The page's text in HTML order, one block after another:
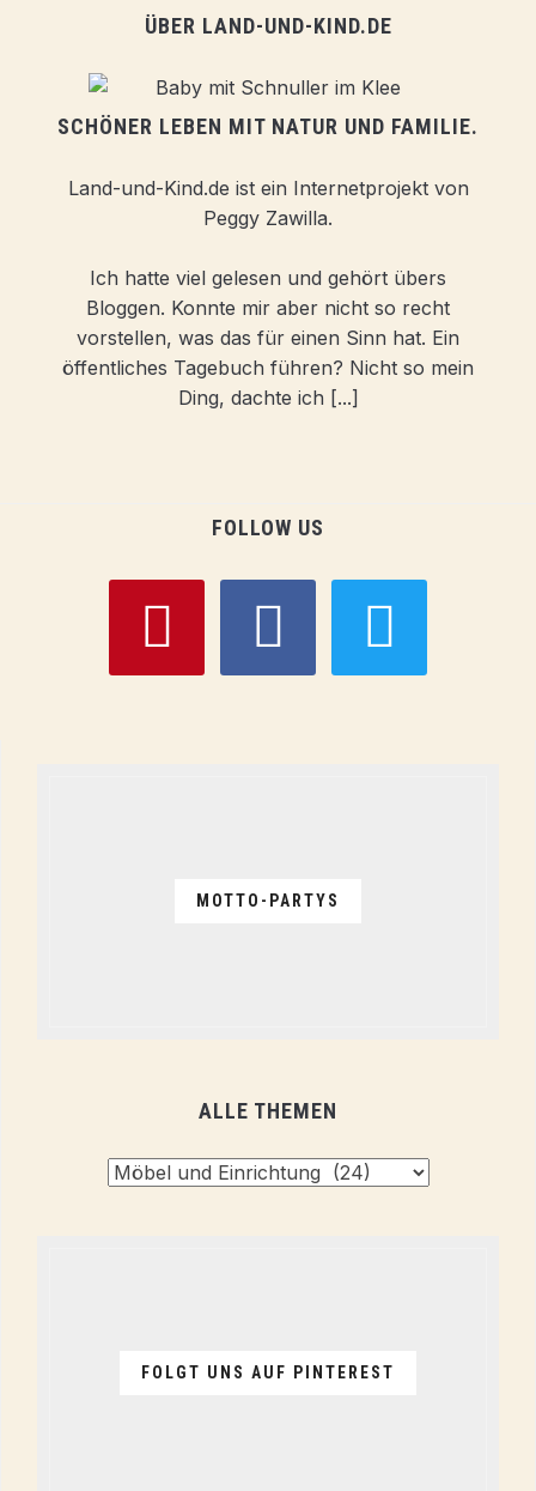
ÜBER LAND-UND-KIND.DE
SCHÖNER LEBEN MIT NATUR UND FAMILIE.
Land-und-Kind.de ist ein Internetprojekt von
Peggy Zawilla.
Ich hatte viel gelesen und gehört übers
Bloggen. Konnte mir aber nicht so recht
vorstellen, was das für einen Sinn hat. Ein
öffentliches Tagebuch führen? Nicht so mein
Ding, dachte ich [...]
FOLLOW US
MOTTO-PARTYS
ALLE THEMEN
FOLGT UNS AUF PINTEREST